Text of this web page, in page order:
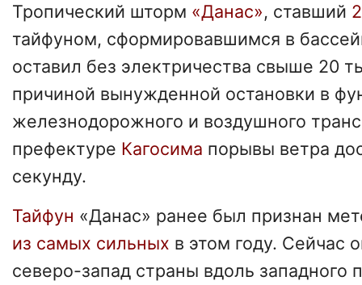
Тропический шторм «Данас», ставший
тайфуном, сформировавшимся в
оставил без электричества свыше 20
причиной вынужденной остановки в
железнодорожного и воздушного
префектуре Кагосима порывы ветра
секунду.
Тайфун «Данас» ранее был признан
из самых сильных в этом году. Сейчас
северо-запад страны вдоль западного